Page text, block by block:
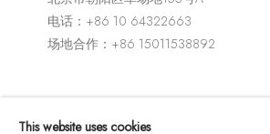
电话： +86 10 64322663
场地合作：+86 15011538892
This website uses cookies